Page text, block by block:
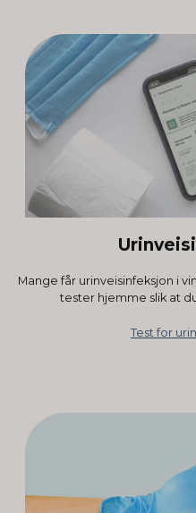
Mange får urinveisinfeksjon i
tester hjemme slik at
Test for